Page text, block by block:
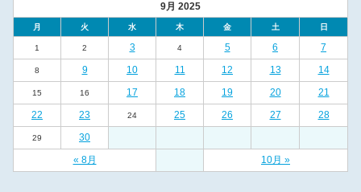
9月 2025
月 火 水 木 金 土 日
1 2 3 4 5 6 7
8 9 10 11 12 13 14
15 16 17 18 19 20
21
22
23 24 25 26 27 28
29
30
« 8月
10月 »